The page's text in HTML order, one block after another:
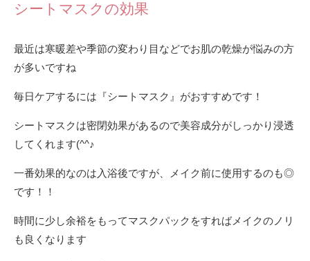
シートマスクの効果
最近は寒暖差や季節の変わり目などでお肌の乾燥が悩みの方
が多いですね
毎日ケアするには『シートマスク』がおすすめです！
シートマスクは密閉効果があるので美容成分がしっかり浸透
してくれます(^^♪
一番効果的なのは入浴後ですが、メイク前に使用するのも◎
です！！
時間に少し余裕をもってマスクパックをすればメイクのノリ
も良くなります